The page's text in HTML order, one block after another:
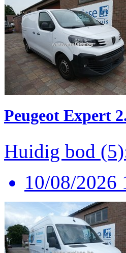
Peugeot Expert
Huidig bod
10/08/2026